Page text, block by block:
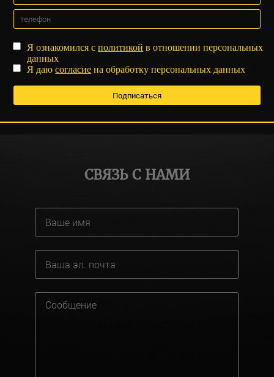
Я ознакомился сполитикой в отношении персональных
данных
Я даюсогласие на обработку персональных данных
СВЯЗЬ С НАМИ